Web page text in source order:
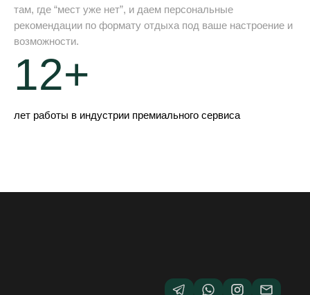
там, где “мест уже нет”, и даем персональные
рекомендации по формату отдыха под ваше настроение и
возможности.
12+
лет работы в индустрии премиального сервиса